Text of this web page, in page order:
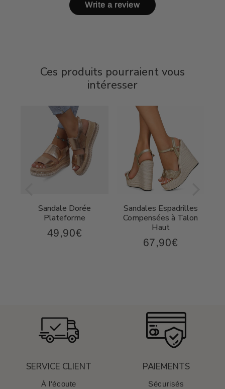
Write a review
Ces produits pourraient vous
intéresser
Sandale Dorée
Plateforme
Prix
49,90€
Sandales Espadrilles
Compensées à Talon
Haut
Prix
67,90€
SERVICE CLIENT
À l'écoute
PAIEMENTS
Sécurisés